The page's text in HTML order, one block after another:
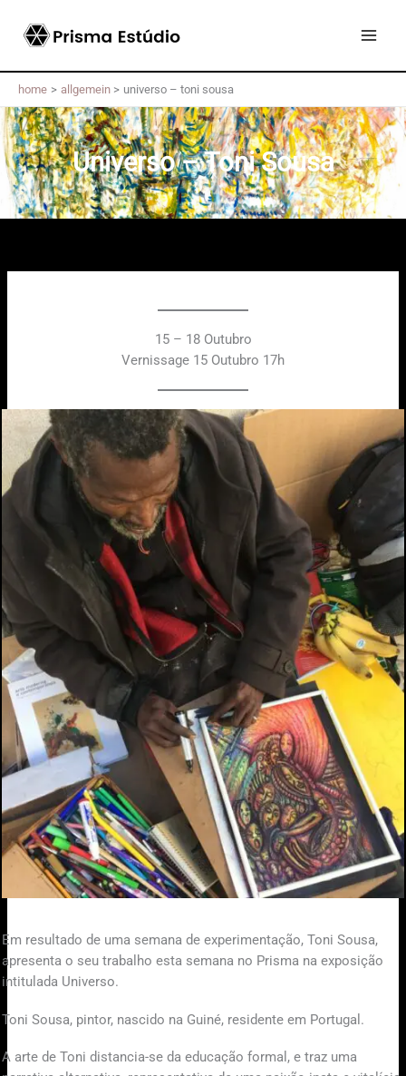
content
home allgemein universo – toni sousa
Universo – Toni Sousa
15 – 18 Outubro
Vernissage 15 Outubro 17h
Em resultado de uma semana de experimentação, Toni Sousa,
apresenta o seu trabalho esta semana no Prisma na exposição
intitulada Universo.
Toni Sousa, pintor, nascido na Guiné, residente em Portugal.
A arte de Toni distancia-se da educação formal, e traz uma